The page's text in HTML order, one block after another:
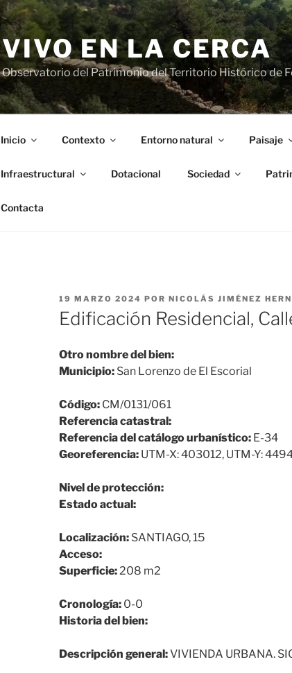
VIVO EN LA CERCA
Observatorio del Patrimonio del Territorio Histórico de
Inicio Contexto Entorno natural Paisaje
Infraestructural Dotacional Sociedad
Contacta
PUBLICADO
EL
19 MARZO 2024 POR NICOLÁS JIMÉNEZ
Edificación Residencial,
Otro nombre del bien:
Municipio: San Lorenzo de El Escorial
Código: CM/0131/061
Referencia catastral:
Referencia del catálogo urbanístico: E-34
Georeferencia: UTM-X: 403012, UTM-Y:
Nivel de protección:
Estado actual:
Localización: SANTIAGO, 15
Acceso:
Superficie:208 m2
Cronología: 0-0
Historia del bien:
Descripción general:VIVIENDA URBANA.